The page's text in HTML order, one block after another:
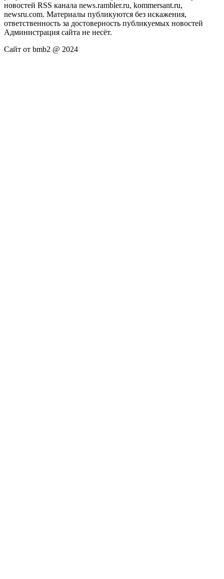
новостей RSS канала news.rambler.ru, kommersant.ru,
newsru.com. Материалы публикуются без искажения,
ответственность за достоверность публикуемых новостей
Администрация сайта не несёт.
Сайт от bmb2 @ 2024